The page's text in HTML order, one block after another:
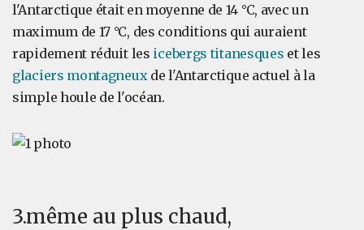
l'Antarctique était en moyenne de 14 °C, avec un
maximum de 17 °C, des conditions qui auraient
rapidement réduit les icebergs titanesques et les
glaciers montagneuxde l'Antarctique actuel à la
simple houle de l'océan.
3.même au plus chaud,